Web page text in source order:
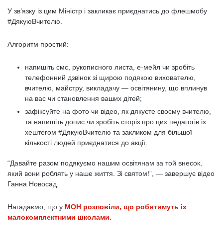
У зв’язку із цим Міністр і закликає приєднатись до флешмобу
#ДякуюВчителю.
Алгоритм простий:
напишіть смс, рукописного листа, е-мейл чи зробіть
телефонний дзвінок зі щирою подякою вихователю,
вчителю, майстру, викладачу — освітянину, що вплинув
на вас чи становлення ваших дітей;
зафіксуйте на фото чи відео, як дякуєте своєму вчителю,
та напишіть допис чи зробіть сторіз про цих педагогів із
хештегом #ДякуюВчителю та закликом для більшої
кількості людей приєднатися до акції.
“Давайте разом подякуємо нашим освітянам за той внесок,
який вони роблять у наше життя. Зі святом!”, — завершує відео
Ганна Новосад.
Нагадаємо, що у МОН розповіли, що робитимуть із
малокомплектними школами.